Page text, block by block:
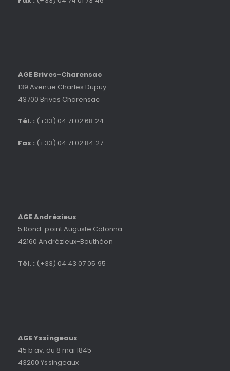
AGE Brives-Charensac
139 Avenue Charles Dupuy
43700 Brives Charensac
Tél. : (+33) 04 71 02 68 24
Fax : (+33) 04 71 02 84 27
AGE Andrézieux
5 Rond-point Auguste Colonna
42160 Andrézieux-Bouthéon
Tél. : (+33) 04 43 07 05 95
AGE Yssingeaux
45 b av. du 8 mai 1845
43200 Yssingeaux